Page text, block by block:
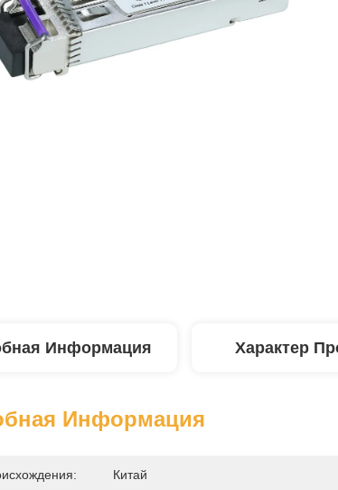
Информация Характер
Информация
Китай